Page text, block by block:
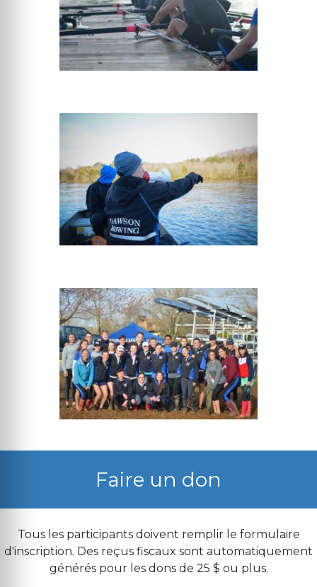
Faire un don
Tous les participants doivent remplir le formulaire
d'inscription. Des reçus fiscaux sont automatiquement
générés pour les dons de 25 $ ou plus.